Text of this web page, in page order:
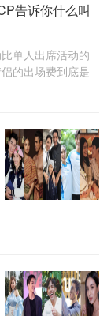
告诉你什么叫
单人出席活动的
的出场费到底是